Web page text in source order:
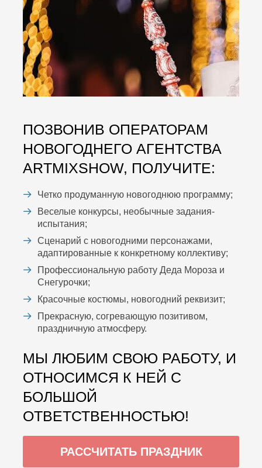
ПОЗВОНИВ ОПЕРАТОРАМ
НОВОГОДНЕГО АГЕНТСТВА
ARTMIXSHOW, ПОЛУЧИТЕ:
Четко продуманную новогоднюю программу;
Веселые конкурсы, необычные задания-
испытания;
Сценарий с новогодними персонажами,
адаптированные к конкретному коллективу;
Профессиональную работу Деда Мороза и
Снегурочки;
Красочные костюмы, новогодний реквизит;
Прекрасную, согревающую позитивом,
праздничную атмосферу.
МЫ ЛЮБИМ СВОЮ РАБОТУ, И
ОТНОСИМСЯ К НЕЙ С
БОЛЬШОЙ
ОТВЕТСТВЕННОСТЬЮ!
РАССЧИТАТЬ ПРАЗДНИК